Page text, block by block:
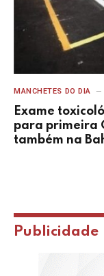
MANCHETES DO DIA
Exame
para primeira
também na
Publicidade